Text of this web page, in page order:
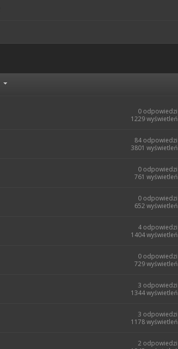
0 odpowiedzi
1229 wyświetleń
84 odpowiedzi
3801 wyświetleń
0 odpowiedzi
761 wyświetleń
0 odpowiedzi
652 wyświetleń
4 odpowiedzi
1404 wyświetleń
0 odpowiedzi
729 wyświetleń
3 odpowiedzi
1344 wyświetleń
3 odpowiedzi
1178 wyświetleń
2 odpowiedzi